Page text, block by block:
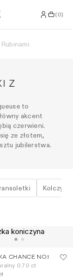
(0)
Z
to
akcent
czerwieni.
ze złotem,
jubilerstwa.
Kolczyki
CHANCE NO.1
0.70 ct